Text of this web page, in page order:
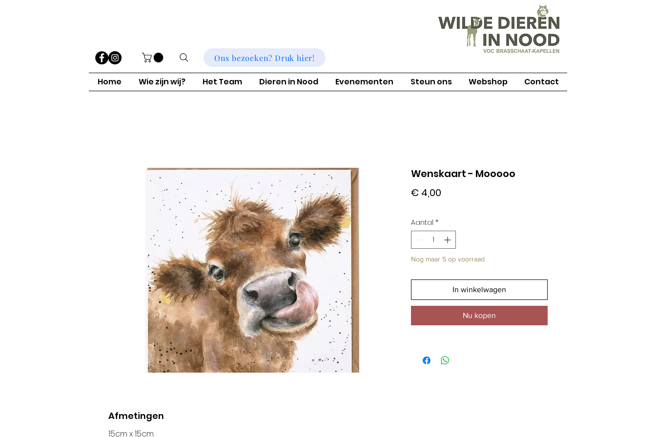
Ons bezoeken? Druk hier!
Home Wie zijn wij? Het Team Dieren in Nood Evenementen Steun ons Webshop Contact
Wenskaart - Mooooo
€ 4,00
Aantal *
Nog maar 5 op voorraad
In winkelwagen
Nu kopen
Afmetingen
15cm x 15cm